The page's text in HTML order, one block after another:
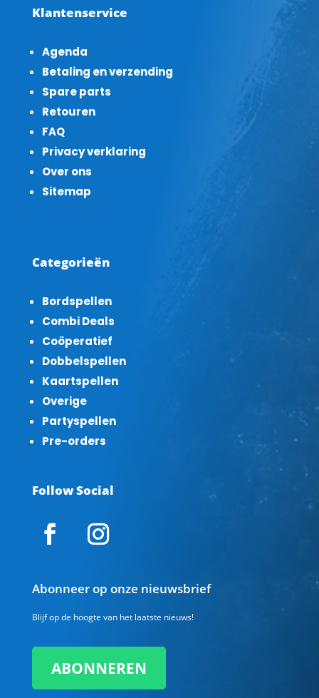
Klantenservice
Agenda
Betaling en verzending
Spare parts
Retouren
FAQ
Privacy verklaring
Over ons
Sitemap
Categorieën
Bordspellen
Combi Deals
Coöperatief
Dobbelspellen
Kaartspellen
Overige
Partyspellen
Pre-orders
Follow Social
Abonneer op onze nieuwsbrief
Blijf op de hoogte van het laatste nieuws!
ABONNEREN